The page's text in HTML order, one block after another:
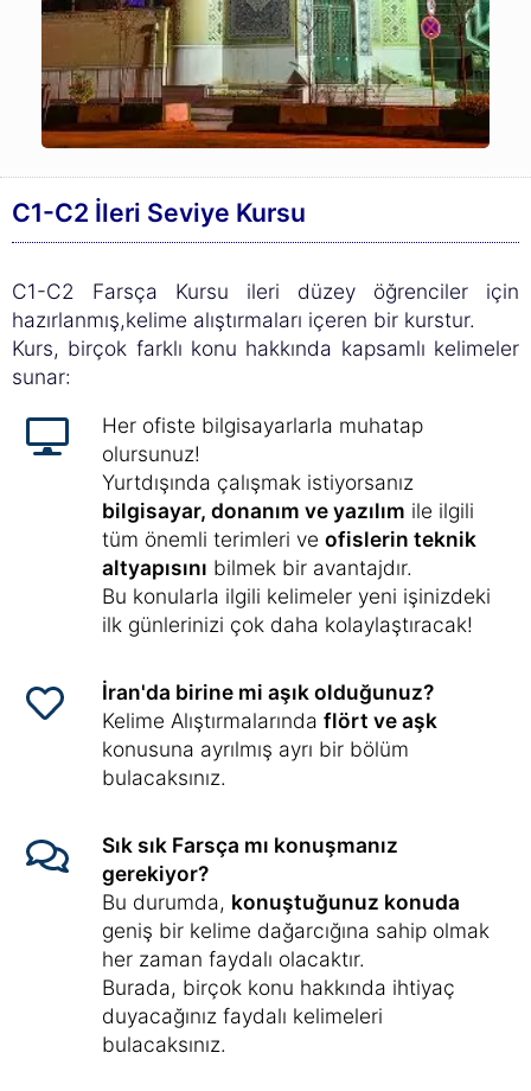
C1-C2 İleri Seviye Kursu
C1-C2 Farsça Kursu ileri düzey öğrenciler için
hazırlanmış,kelime alıştırmaları içeren bir kurstur.
Kurs, birçok farklı konu hakkında kapsamlı kelimeler
sunar:
Her ofiste bilgisayarlarla muhatap
olursunuz!
Yurtdışında çalışmak istiyorsanız
bilgisayar, donanım ve yazılım ile ilgili
tüm önemli terimleri ve ofislerin teknik
altyapısını bilmek bir avantajdır.
Bu konularla ilgili kelimeler yeni işinizdeki
ilk günlerinizi çok daha kolaylaştıracak!
İran'da birine mi aşık olduğunuz?
Kelime Alıştırmalarında flört ve aşk
konusuna ayrılmış ayrı bir bölüm
bulacaksınız.
Sık sık Farsça mı konuşmanız
gerekiyor?
Bu durumda, konuştuğunuz konuda
geniş bir kelime dağarcığına sahip olmak
her zaman faydalı olacaktır.
Burada, birçok konu hakkında ihtiyaç
duyacağınız faydalı kelimeleri
bulacaksınız.